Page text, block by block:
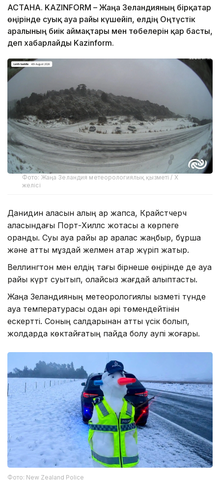
АСТАНА. KAZINFORM – Жаңа Зеландияның бірқатар
өңірінде суық ауа райы күшейіп, елдің Оңтүстік
аралының биік аймақтары мен төбелерін қар басты,
деп хабарлайды Kazinform.
Фото: Жаңа Зеландия метеорологиялық қызметі / X
желісі
Данидин қаласын қалың қар жапса, Крайстчерч
қаласындағы Порт-Хиллс жотасы ақ көрпеге
оранды. Суық ауа райы қар аралас жаңбыр, бұршақ
және қатты мұздай желмен қатар жүріп жатыр.
Веллингтон мен елдің тағы бірнеше өңірінде де ауа
райы күрт суытып, қолайсыз жағдай қалыптасты.
Жаңа Зеландияның метеорологиялық қызметі түнде
ауа температурасы одан әрі төмендейтінін
ескертті. Соның салдарынан қатты үсік болып,
жолдарда көктайғақтың пайда болу қаупі жоғары.
Фото: New Zealand Police